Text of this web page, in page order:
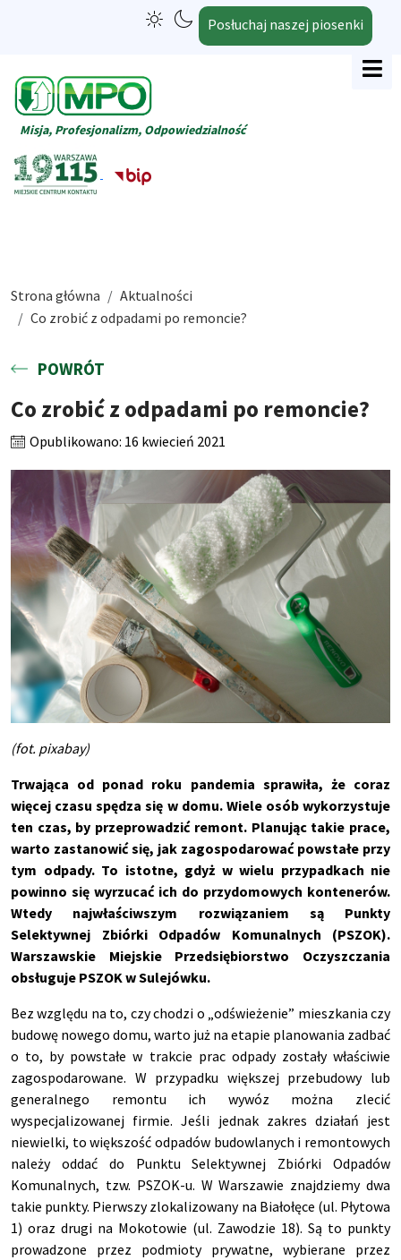
Posłuchaj naszej piosenki
Misja, Profesjonalizm, Odpowiedzialność
Strona główna
Aktualności
Co zrobić z odpadami po remoncie?
POWRÓT
Co zrobić z odpadami po remoncie?
Opublikowano: 16 kwiecień 2021
(fot. pixabay)
Trwająca od ponad roku pandemia sprawiła, że coraz
więcej czasu spędza się w domu. Wiele osób wykorzystuje
ten czas, by przeprowadzić remont. Planując takie prace,
warto zastanowić się, jak zagospodarować powstałe przy
tym odpady. To istotne, gdyż w wielu przypadkach nie
powinno się wyrzucać ich do przydomowych kontenerów.
Wtedy najwłaściwszym rozwiązaniem są Punkty
Selektywnej Zbiórki Odpadów Komunalnych (PSZOK).
Warszawskie Miejskie Przedsiębiorstwo Oczyszczania
obsługuje PSZOK w Sulejówku.
Bez względu na to, czy chodzi o „odświeżenie” mieszkania czy
budowę nowego domu, warto już na etapie planowania zadbać
o to, by powstałe w trakcie prac odpady zostały właściwie
zagospodarowane. W przypadku większej przebudowy lub
generalnego remontu ich wywóz można zlecić
wyspecjalizowanej firmie. Jeśli jednak zakres działań jest
niewielki, to większość odpadów budowlanych i remontowych
należy oddać do Punktu Selektywnej Zbiórki Odpadów
Komunalnych, tzw. PSZOK-u. W Warszawie znajdziemy dwa
takie punkty. Pierwszy zlokalizowany na Białołęce (ul. Płytowa
1) oraz drugi na Mokotowie (ul. Zawodzie 18). Są to punkty
prowadzone przez podmioty prywatne, wybierane przez